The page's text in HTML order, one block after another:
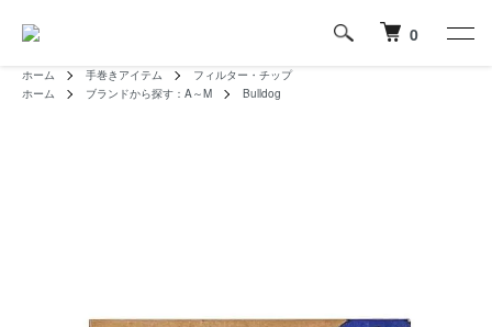
0
ホーム 手巻きアイテム
フィルター・チップ
ホーム
ブランドから探す：A～M Bulldog